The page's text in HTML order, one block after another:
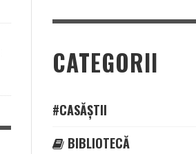
CATEGORII
#CASĂȘTII
BIBLIOTECĂ